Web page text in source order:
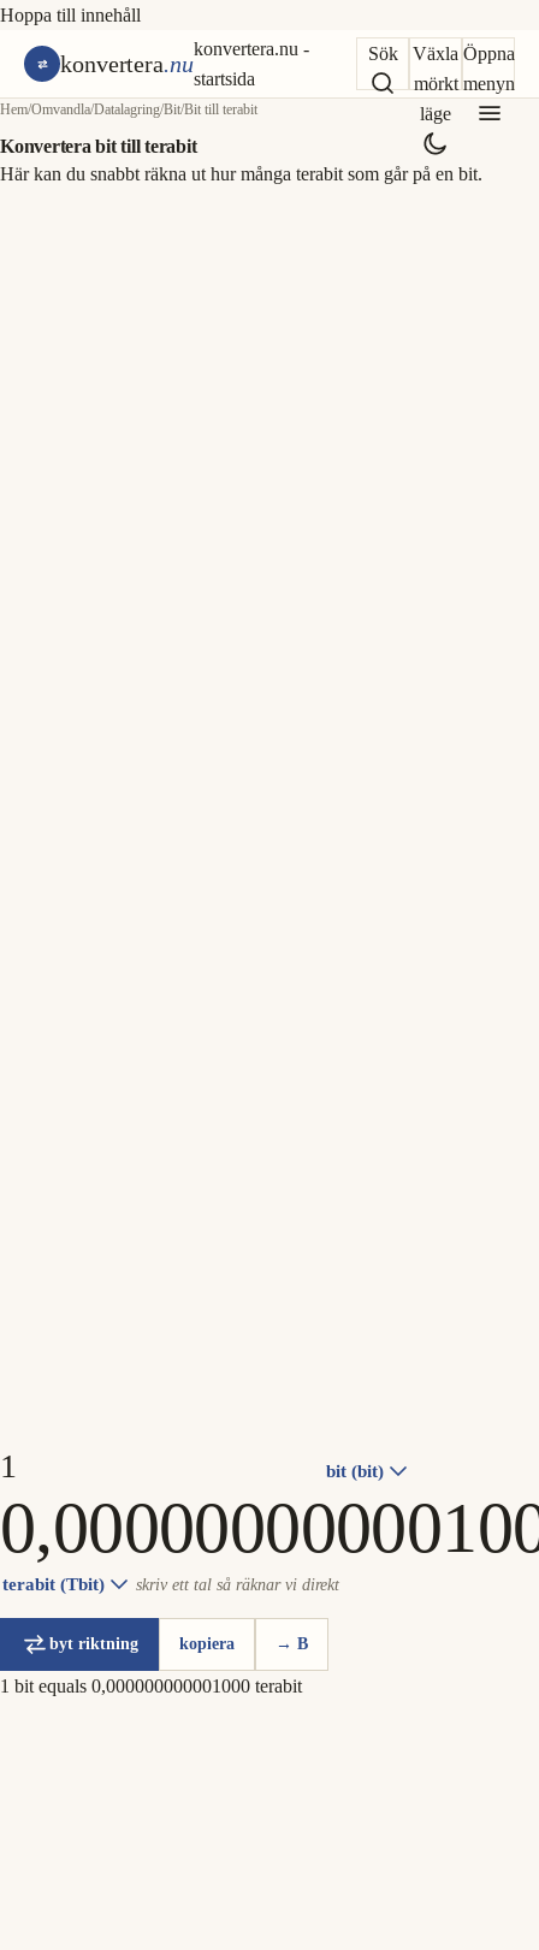
Hoppa till innehåll
konvertera.nu
konvertera.nu -
startsida
Sök
Växla
mörkt
läge
Öppna
menyn
Hem/Omvandla/Datalagring/Bit/Bit till terabit
Konvertera bit till terabit
Här kan du snabbt räkna ut hur många terabit som går på en bit.
bit (bit)
terabit (Tbit) skriv ett tal så räknar vi direkt
byt riktning kopiera → B
1 bit equals 0,000000000001000 terabit